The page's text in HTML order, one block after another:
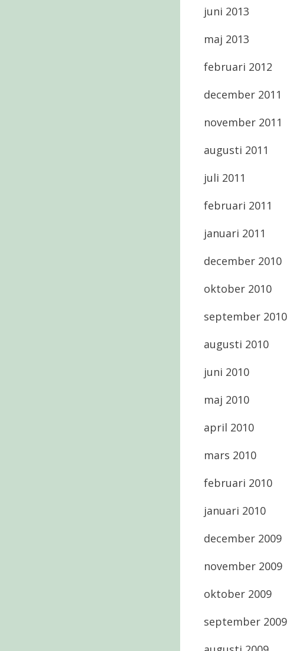
juni 2013
maj 2013
februari 2012
december 2011
november 2011
augusti 2011
juli 2011
februari 2011
januari 2011
december 2010
oktober 2010
september 2010
augusti 2010
juni 2010
maj 2010
april 2010
mars 2010
februari 2010
januari 2010
december 2009
november 2009
oktober 2009
september 2009